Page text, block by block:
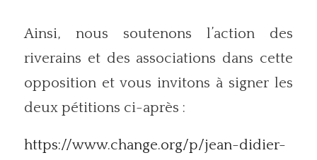
Ainsi, nous soutenons l’action des
riverains et des associations dans cette
opposition et vous invitons à signer les
deux pétitions ci-après :
https://www.change.org/p/jean-didier-